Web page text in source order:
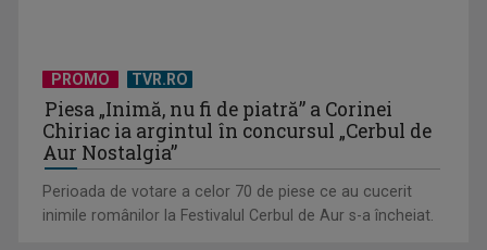
PROMO TVR.RO
Piesa „Inimă, nu fi de piatră” a Corinei
Chiriac ia argintul în concursul „Cerbul de
Aur Nostalgia”
Perioada de votare a celor 70 de piese ce au cucerit
inimile românilor la Festivalul Cerbul de Aur s-a încheiat.